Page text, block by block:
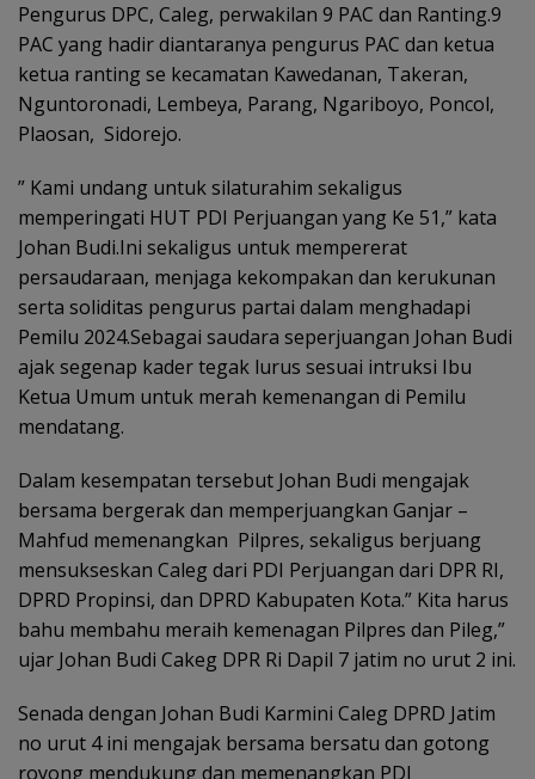
Pengurus DPC, Caleg, perwakilan 9 PAC dan Ranting.9
PAC yang hadir diantaranya pengurus PAC dan ketua
ketua ranting se kecamatan Kawedanan, Takeran,
Nguntoronadi, Lembeya, Parang, Ngariboyo, Poncol,
Plaosan, Sidorejo.
” Kami undang untuk silaturahim sekaligus
memperingati HUT PDI Perjuangan yang Ke 51,” kata
Johan Budi.Ini sekaligus untuk mempererat
persaudaraan, menjaga kekompakan dan kerukunan
serta soliditas pengurus partai dalam menghadapi
Pemilu 2024.Sebagai saudara seperjuangan Johan Budi
ajak segenap kader tegak lurus sesuai intruksi Ibu
Ketua Umum untuk merah kemenangan di Pemilu
mendatang.
Dalam kesempatan tersebut Johan Budi mengajak
bersama bergerak dan memperjuangkan Ganjar –
Mahfud memenangkan Pilpres, sekaligus berjuang
mensukseskan Caleg dari PDI Perjuangan dari DPR RI,
DPRD Propinsi, dan DPRD Kabupaten Kota.” Kita harus
bahu membahu meraih kemenagan Pilpres dan Pileg,”
ujar Johan Budi Cakeg DPR Ri Dapil 7 jatim no urut 2 ini.
Senada dengan Johan Budi Karmini Caleg DPRD Jatim
no urut 4 ini mengajak bersama bersatu dan gotong
royong mendukung dan memenangkan PDI